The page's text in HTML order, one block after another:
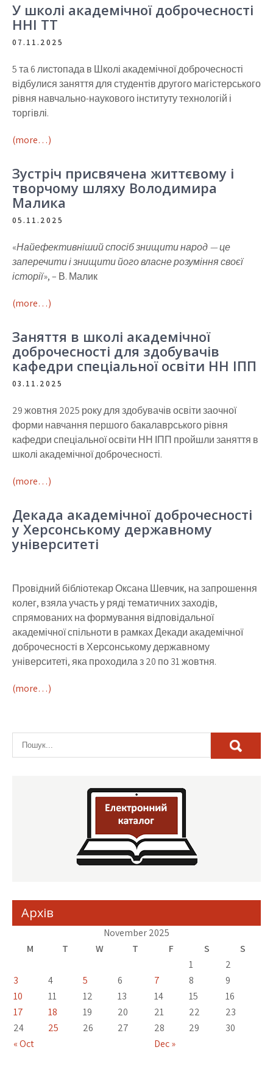
У школі академічної доброчесності
ННІ ТТ
07.11.2025
5 та 6 листопада в Школі академічної доброчесності
відбулися заняття для студентів другого магістерського
рівня навчально-наукового інституту технологій і
торгівлі.
(more…)
Зустріч присвячена життєвому і
творчому шляху Володимира
Малика
05.11.2025
«Найефективніший спосіб знищити народ — це
заперечити і знищити його власне розуміння своєї
історії», – В. Малик
(more…)
Заняття в школі академічної
доброчесності для здобувачів
кафедри спеціальної освіти НН ІПП
03.11.2025
29 жовтня 2025 року для здобувачів освіти заочної
форми навчання першого бакалаврського рівня
кафедри спеціальної освіти НН ІПП пройшли заняття в
школі академічної доброчесності.
(more…)
Декада академічної доброчесності
у Херсонському державному
університеті
Провідний бібліотекар Оксана Шевчик, на запрошення
колег, взяла участь у ряді тематичних заходів,
спрямованих на формування відповідальної
академічної спільноти в рамках Декади академічної
доброчесності в Херсонському державному
університеті, яка проходила з 20 по 31 жовтня.
(more…)
Архів
November 2025
M
T W T F S S
« Oct Dec »
1
2
3
4 5 6 7 8
9
10
11 12 13 14 15
16
17
18 19 20 21 22
23
24
25 26 27 28 29 30